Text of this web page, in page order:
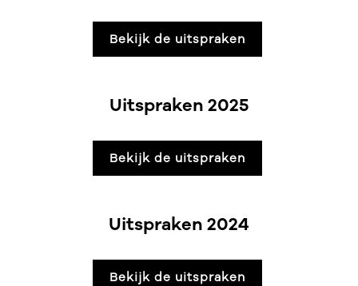
Bekijk de uitspraken
Uitspraken 2025
Bekijk de uitspraken
Uitspraken 2024
Bekijk de uitspraken